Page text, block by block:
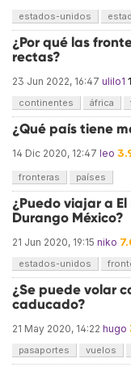
estados-unidos
¿Por qué las
rectas?
23 Jun 2022, 16:47 ulilo1
continentes áfrica
¿Qué país tiene
14 Dic 2020, 12:47 leo
fronteras países
¿Puedo viajar a El
Durango México?
21 Jun 2020, 19:15 niko
estados-unidos
¿Se puede volar
caducado?
21 May 2020, 14:22 hugo
pasaportes vuelos